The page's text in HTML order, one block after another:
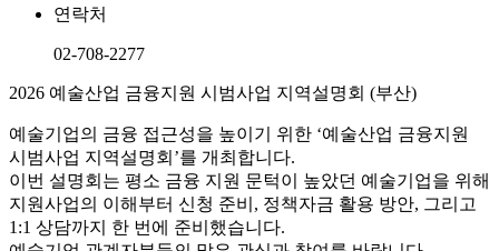
연락처
02-708-2277
2026 예술산업 금융지원 시범사업 지역설명회 (부산)
예술기업의 금융 접근성을 높이기 위한 ‘예술산업 금융지원
시범사업 지역설명회’를 개최합니다.
이번 설명회는 평소 금융 지원 문턱이 높았던 예술기업을 위해
지원사업의 이해부터 신청 준비, 정책자금 활용 방안, 그리고
1:1 상담까지 한 번에 준비했습니다.